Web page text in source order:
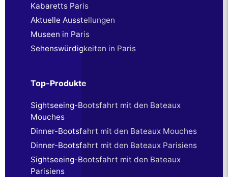
Kabaretts Paris
Aktuelle Ausstellungen
Museen in Paris
Sehenswürdigkeiten in Paris
Top-Produkte
Sightseeing-Bootsfahrt mit den Bateaux
Mouches
Dinner-Bootsfahrt mit den Bateaux Mouches
Dinner-Bootsfahrt mit den Bateaux Parisiens
Sightseeing-Bootsfahrt mit den Bateaux
Parisiens